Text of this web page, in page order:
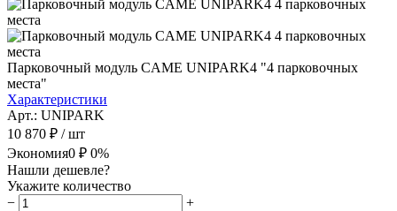
Парковочный модуль CAME UNIPARK4 "4 парковочных
места"
Характеристики
Арт.: UNIPARK
10 870 ₽ / шт
Экономия0 ₽ 0%
Нашли дешевле?
Укажите количество
−
+